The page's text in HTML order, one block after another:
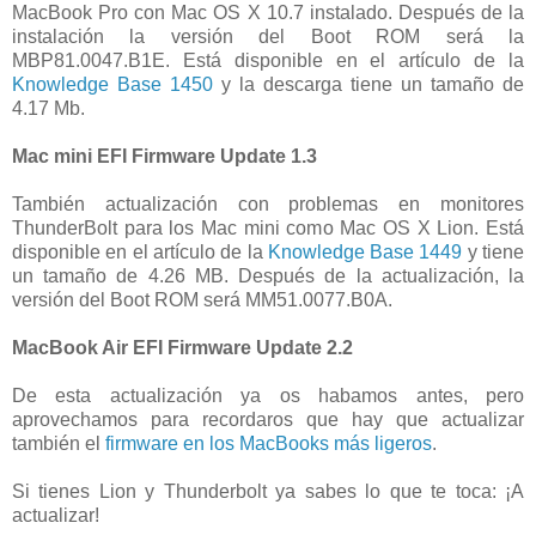
MacBook Pro con Mac OS X 10.7 instalado. Después de la
instalación la versión del Boot ROM será la
MBP81.0047.B1E. Está disponible en el artículo de la
Knowledge Base 1450 y la descarga tiene un tamaño de
4.17 Mb.
Mac mini EFI Firmware Update 1.3
También actualización con problemas en monitores
ThunderBolt para los Mac mini como Mac OS X Lion. Está
disponible en el artículo de la Knowledge Base 1449 y tiene
un tamaño de 4.26 MB. Después de la actualización, la
versión del Boot ROM será MM51.0077.B0A.
MacBook Air EFI Firmware Update 2.2
De esta actualización ya os habamos antes, pero
aprovechamos para recordaros que hay que actualizar
también el firmware en los MacBooks más ligeros.
Si tienes Lion y Thunderbolt ya sabes lo que te toca: ¡A
actualizar!